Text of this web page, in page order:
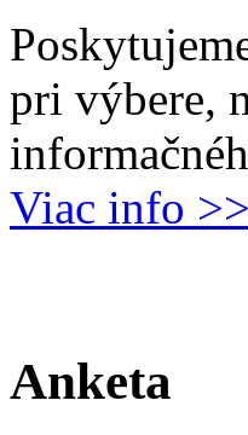
pri výbere,
Viac info >>
Anketa